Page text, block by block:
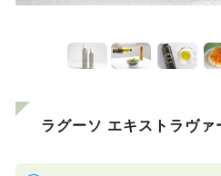
ラグーソ エキストラヴ